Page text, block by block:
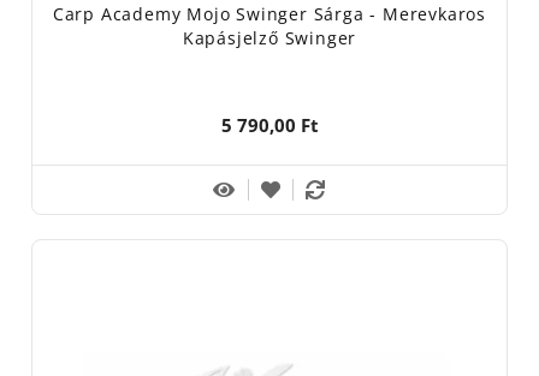
Carp Academy Mojo Swinger Sárga - Merevkaros
Kapásjelző Swinger
5 790,00 Ft